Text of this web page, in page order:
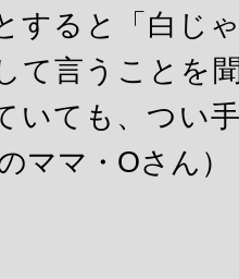
すると「白じ
て言うことを
いても、つい
ママ・Oさん）